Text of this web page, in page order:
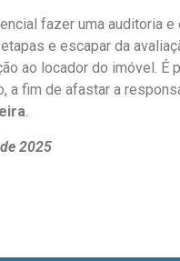
fazer uma auditoria
e escapar da
ao locador do imóvel.
a fim de afastar a
.
2025